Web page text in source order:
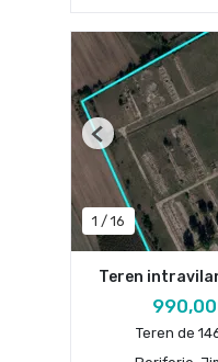
1 / 16
Previous
Teren
Teren de